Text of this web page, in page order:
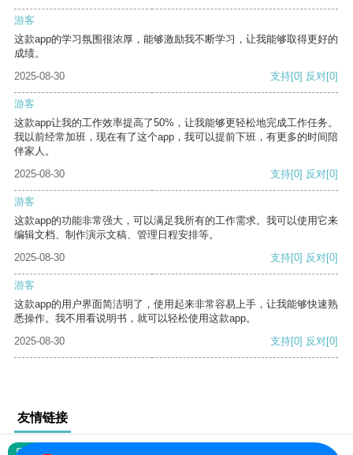
游客
这款app的学习氛围很浓厚，能够激励我不断学习，让我能够取得更好的
成绩。
2025-08-30
支持[0] 反对[0]
游客
这款app让我的工作效率提高了50%，让我能够更轻松地完成工作任务。
我以前经常加班，现在有了这个app，我可以提前下班，有更多的时间陪
伴家人。
2025-08-30
支持[0] 反对[0]
游客
这款app的功能非常强大，可以满足我所有的工作需求。我可以使用它来
编辑文档、制作演示文稿、管理日程安排等。
2025-08-30
支持[0] 反对[0]
游客
这款app的用户界面简洁明了，使用起来非常容易上手，让我能够快速熟
悉操作。我不用看说明书，就可以轻松使用这款app。
2025-08-30
支持[0] 反对[0]
友情链接